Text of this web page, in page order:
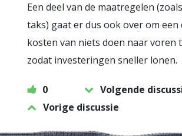
Een deel van de maatregelen
taks) gaat er dus ook over om een
kosten van niets doen naar voren
zodat investeringen sneller lonen.
0
Volgende
Vorige discussie